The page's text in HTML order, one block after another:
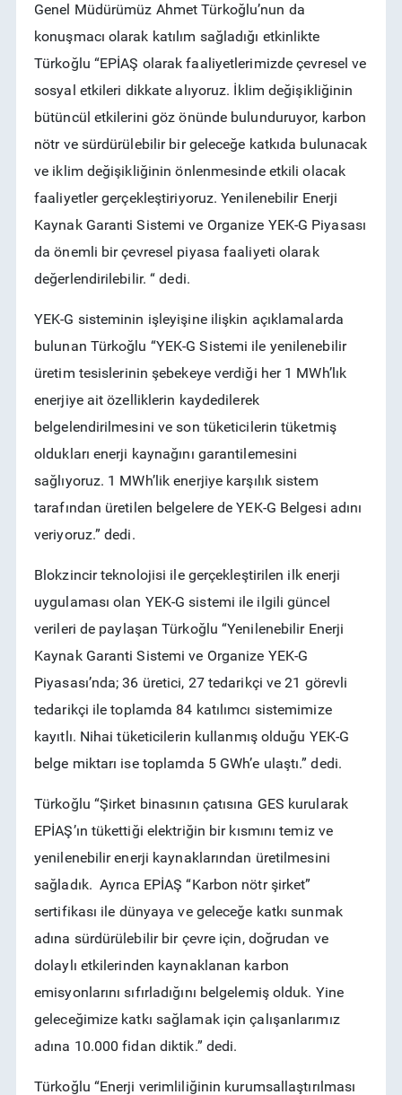
Genel Müdürümüz Ahmet Türkoğlu’nun da
konuşmacı olarak katılım sağladığı etkinlikte
Türkoğlu “EPİAŞ olarak faaliyetlerimizde çevresel ve
sosyal etkileri dikkate alıyoruz. İklim değişikliğinin
bütüncül etkilerini göz önünde bulunduruyor, karbon
nötr ve sürdürülebilir bir geleceğe katkıda bulunacak
ve iklim değişikliğinin önlenmesinde etkili olacak
faaliyetler gerçekleştiriyoruz. Yenilenebilir Enerji
Kaynak Garanti Sistemi ve Organize YEK-G Piyasası
da önemli bir çevresel piyasa faaliyeti olarak
değerlendirilebilir. “ dedi.
YEK-G sisteminin işleyişine ilişkin açıklamalarda
bulunan Türkoğlu “YEK-G Sistemi ile yenilenebilir
üretim tesislerinin şebekeye verdiği her 1 MWh’lık
enerjiye ait özelliklerin kaydedilerek
belgelendirilmesini ve son tüketicilerin tüketmiş
oldukları enerji kaynağını garantilemesini
sağlıyoruz. 1 MWh’lik enerjiye karşılık sistem
tarafından üretilen belgelere de YEK-G Belgesi adını
veriyoruz.” dedi.
Blokzincir teknolojisi ile gerçekleştirilen ilk enerji
uygulaması olan YEK-G sistemi ile ilgili güncel
verileri de paylaşan Türkoğlu “Yenilenebilir Enerji
Kaynak Garanti Sistemi ve Organize YEK-G
Piyasası’nda; 36 üretici, 27 tedarikçi ve 21 görevli
tedarikçi ile toplamda 84 katılımcı sistemimize
kayıtlı. Nihai tüketicilerin kullanmış olduğu YEK-G
belge miktarı ise toplamda 5 GWh’e ulaştı.” dedi.
Türkoğlu “Şirket binasının çatısına GES kurularak
EPİAŞ’ın tükettiği elektriğin bir kısmını temiz ve
yenilenebilir enerji kaynaklarından üretilmesini
sağladık. Ayrıca EPİAŞ “Karbon nötr şirket”
sertifikası ile dünyaya ve geleceğe katkı sunmak
adına sürdürülebilir bir çevre için, doğrudan ve
dolaylı etkilerinden kaynaklanan karbon
emisyonlarını sıfırladığını belgelemiş olduk. Yine
geleceğimize katkı sağlamak için çalışanlarımız
adına 10.000 fidan diktik.” dedi.
Türkoğlu “Enerji verimliliğinin kurumsallaştırılması